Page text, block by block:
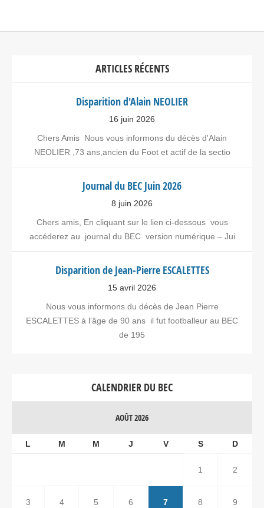
ARTICLES RÉCENTS
Disparition d'Alain NEOLIER
16 juin 2026
Chers Amis Nous vous informons du décès d'Alain
NEOLIER ,73 ans,ancien du Foot et actif de la sectio
Journal du BEC Juin 2026
8 juin 2026
Chers amis, En cliquant sur le lien ci-dessous vous
accéderez au journal du BEC version numérique – Jui
Disparition de Jean-Pierre ESCALETTES
15 avril 2026
Nous vous informons du décès de Jean Pierre
ESCALETTES à l'âge de 90 ans il fut footballeur au BEC
de 195
CALENDRIER DU BEC
AOÛT 2026
L M M J V S D
1 2
3 4 5 6 7 8 9